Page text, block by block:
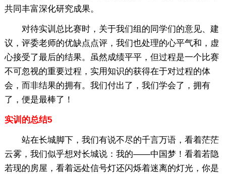
共同丰富深化研究成果。
对待实训总比赛时，关于我们组的同学们的意见、建
议，评委老师的优缺点点评，我们也处理的心平气和，虚
心接受了最后的结果。虽然成绩平平，但过程是一个比赛
不可忽视的重要过程，实用知识的获得在于对过程的体
会，而非结果的拥有。我们付出了，我们学会了，拥有
了，便是最棒了！
实训的总结5
站在长城脚下，我们有说不尽的千言万语，看着茫茫
云雾，我们似乎想对长城说：我的——中国梦！看着若隐
若现的房屋，看着远处信号灯还闪烁着迷离的灯光，你是